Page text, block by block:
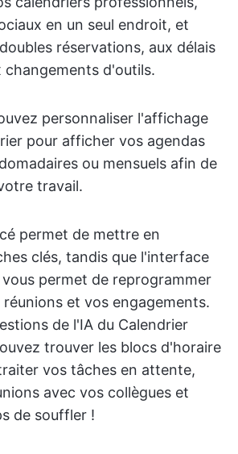
en un seul endroit, et
réservations, aux délais
changements d'outils.
personnaliser l'affichage
pour afficher vos agendas
ou mensuels afin de
travail.
permet de mettre en
clés, tandis que l'interface
permet de reprogrammer
et vos engagements.
de l'IA du Calendrier
trouver les blocs d'horaire
vos tâches en attente,
avec vos collègues et
de souffler !